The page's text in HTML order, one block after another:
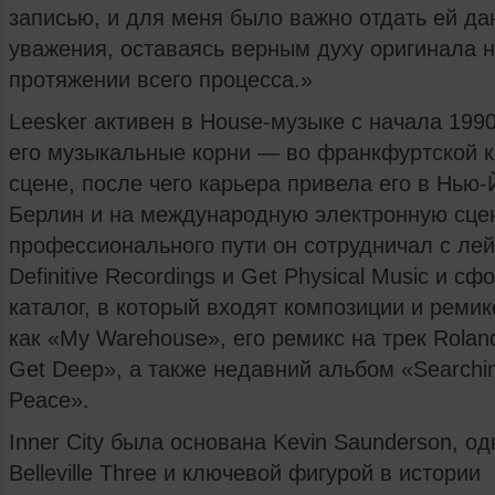
записью, и для меня было важно отдать ей
уважения, оставаясь верным духу оригинала
протяжении всего процесса.»
Leesker активен в House-музыке с начала
его музыкальные корни — во франкфуртской
сцене, после чего карьера привела его в Нью-
Берлин и на международную электронную
профессионального пути он сотрудничал с
Definitive Recordings и Get Physical Music и
каталог, в который входят композиции и
как «My Warehouse», его ремикс на трек
Get Deep», а также недавний альбом
Peace».
Inner City была основана Kevin Saunderson,
Belleville Three и ключевой фигурой в истории